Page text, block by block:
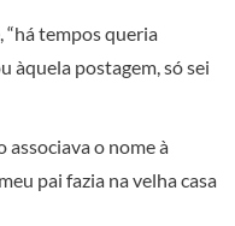
“há tempos queria
àquela postagem, só sei
associava o nome à
pai fazia na velha casa